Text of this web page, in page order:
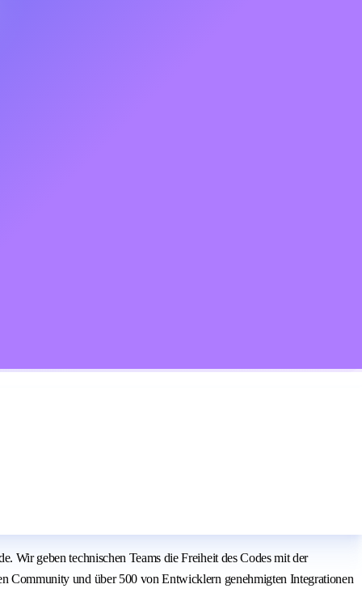
geben technischen Teams die Freiheit des Codes mit der
Community und über 500 von Entwicklern genehmigten Integrationen